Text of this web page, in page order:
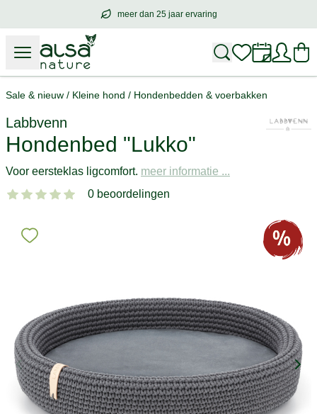
meer dan 25 jaar ervaring
meer dan25 jaar ervaring
Sale & nieuw / Kleine hond / Hondenbedden & voerbakken
Labbvenn
Hondenbed "Lukko"
Voor eersteklas ligcomfort. meer informatie ...
0 beoordelingen